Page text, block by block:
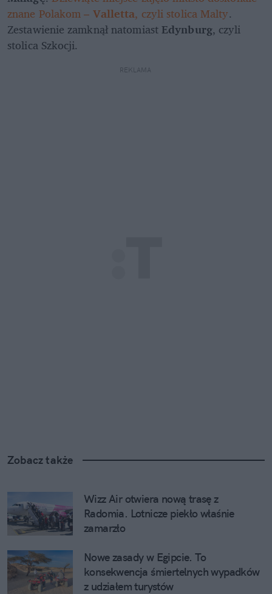
znane Polakom – Valletta, czyli stolica Malty.
Zestawienie zamknął natomiast Edynburg, czyli
stolica Szkocji.
REKLAMA
Zobacz także
Wizz Air otwiera nową trasę z
Radomia. Lotnicze piekło właśnie
zamarzło
Nowe zasady w Egipcie. To
konsekwencja śmiertelnych wypadków
z udziałem turystów